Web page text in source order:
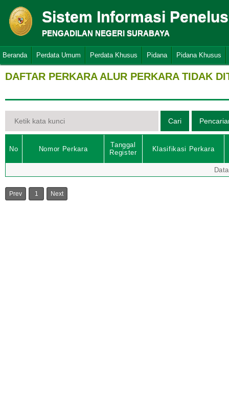
Sistem Informasi
PENGADILAN NEGERI SURABAYA
Beranda Perdata Umum Perdata Khusus Pidana Pidana Khusus
DAFTAR PERKARA ALUR PERKARA TIDAK
No Nomor Perkara
Tanggal
Register
Klasifikasi Perkara
Prev 1 Next